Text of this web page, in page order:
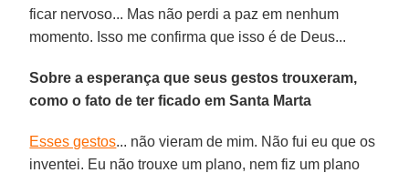
ficar nervoso... Mas não perdi a paz em nenhum
momento. Isso me confirma que isso é de Deus...
Sobre a esperança que seus gestos trouxeram,
como o fato de ter ficado em Santa Marta
Esses gestos... não vieram de mim. Não fui eu que os
inventei. Eu não trouxe um plano, nem fiz um plano